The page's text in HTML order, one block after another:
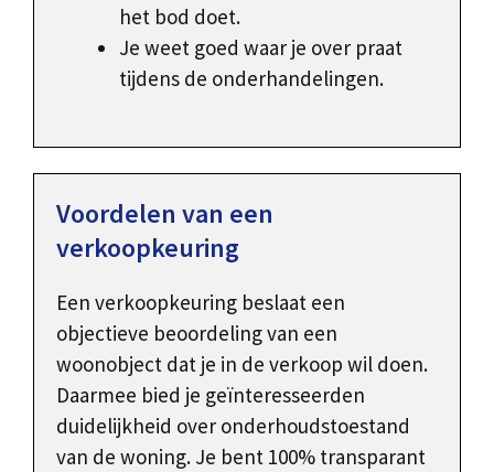
het bod doet.
Je weet goed waar je over praat
tijdens de onderhandelingen.
Voordelen van een
verkoopkeuring
Een verkoopkeuring beslaat een
objectieve beoordeling van een
woonobject dat je in de verkoop wil doen.
Daarmee bied je geïnteresseerden
duidelijkheid over onderhoudstoestand
van de woning. Je bent 100% transparant